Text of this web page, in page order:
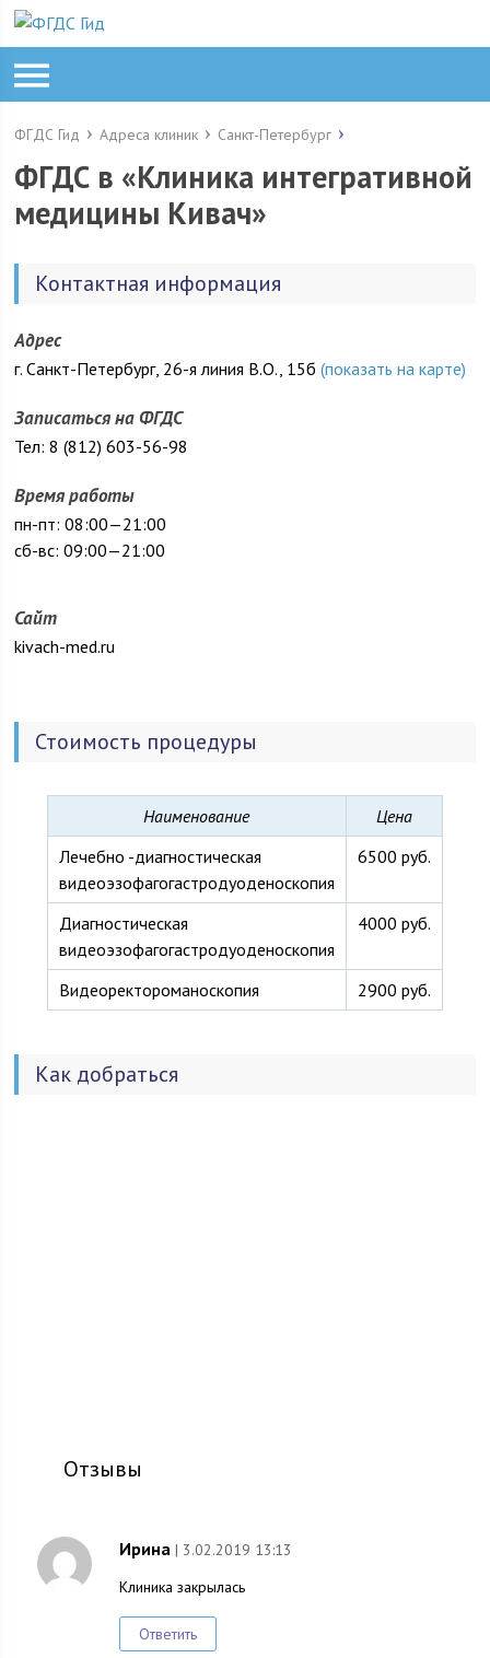
ФГДС Гид Адреса клиник Санкт-Петербург
ФГДС в «Клиника интегративной
медицины Кивач»
Контактная информация
Адрес
г. Санкт-Петербург, 26-я линия В.О., 15б(показать на карте)
Записаться на ФГДС
Тел: 8 (812) 603-56-98
Время работы
пн-пт: 08:00—21:00
сб-вс: 09:00—21:00
Сайт
kivach-med.ru
Стоимость процедуры
Наименование
Цена
Лечебно -диагностическая
видеоэзофагогастродуоденоскопия
6500 руб.
Диагностическая
видеоэзофагогастродуоденоскопия
4000 руб.
Видеоректороманоскопия 2900 руб.
Как добраться
Отзывы
Ирина | 3.02.2019 13:13
Клиника закрылась
Ответить